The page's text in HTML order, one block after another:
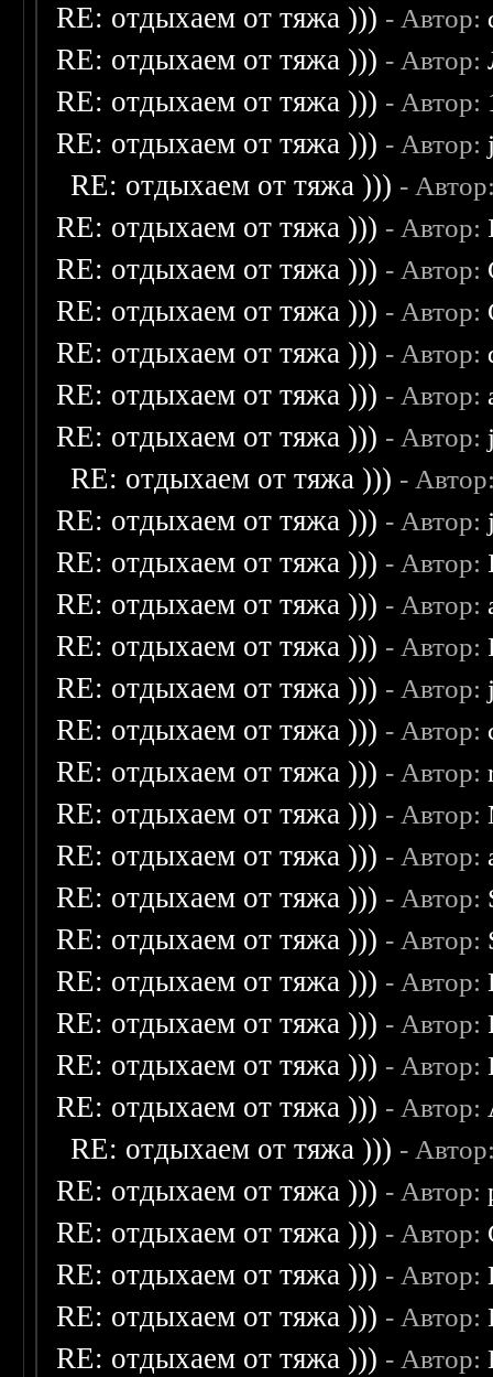
RE: отдыхаем от тяжа ))) - Автор:
RE: отдыхаем от тяжа ))) - Автор:
RE: отдыхаем от тяжа ))) - Автор:
RE: отдыхаем от тяжа ))) - Автор:
RE: отдыхаем от тяжа ))) -
RE: отдыхаем от тяжа ))) - Автор:
RE: отдыхаем от тяжа ))) - Автор:
RE: отдыхаем от тяжа ))) - Автор:
RE: отдыхаем от тяжа ))) - Автор:
RE: отдыхаем от тяжа ))) - Автор:
RE: отдыхаем от тяжа ))) - Автор:
RE: отдыхаем от тяжа ))) -
RE: отдыхаем от тяжа ))) - Автор:
RE: отдыхаем от тяжа ))) - Автор:
RE: отдыхаем от тяжа ))) - Автор:
RE: отдыхаем от тяжа ))) - Автор:
RE: отдыхаем от тяжа ))) - Автор:
RE: отдыхаем от тяжа ))) - Автор:
RE: отдыхаем от тяжа ))) - Автор:
RE: отдыхаем от тяжа ))) - Автор:
RE: отдыхаем от тяжа ))) - Автор:
RE: отдыхаем от тяжа ))) - Автор:
RE: отдыхаем от тяжа ))) - Автор:
RE: отдыхаем от тяжа ))) - Автор:
RE: отдыхаем от тяжа ))) - Автор:
RE: отдыхаем от тяжа ))) - Автор:
RE: отдыхаем от тяжа ))) - Автор:
RE: отдыхаем от тяжа ))) -
RE: отдыхаем от тяжа ))) - Автор:
RE: отдыхаем от тяжа ))) - Автор:
RE: отдыхаем от тяжа ))) - Автор:
RE: отдыхаем от тяжа ))) - Автор:
RE: отдыхаем от тяжа ))) - Автор: